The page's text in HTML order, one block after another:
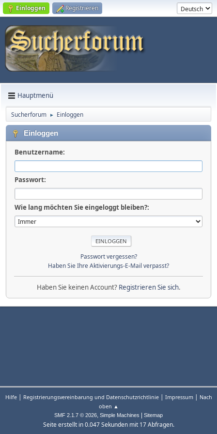
Einloggen Registrieren
Hauptmenü
Sucherforum ► Einloggen
Einloggen
Benutzername:
Passwort:
Wie lang möchten Sie eingeloggt bleiben?:
Passwort vergessen?
Haben Sie Ihre Aktivierungs-E-Mail verpasst?
Haben Sie keinen Account? Registrieren Sie sich.
Hilfe| Registrierungsvereinbarung und Datenschutzrichtlinie| Impressum| Nach
oben ▲
SMF 2.1.7 © 2026, Simple Machines Sitemap
Seite erstellt in 0.047 Sekunden mit 17 Abfragen.